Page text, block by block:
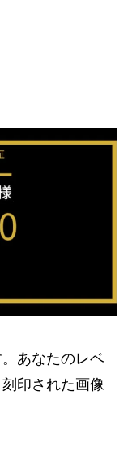
あなたのレベ
印された画像